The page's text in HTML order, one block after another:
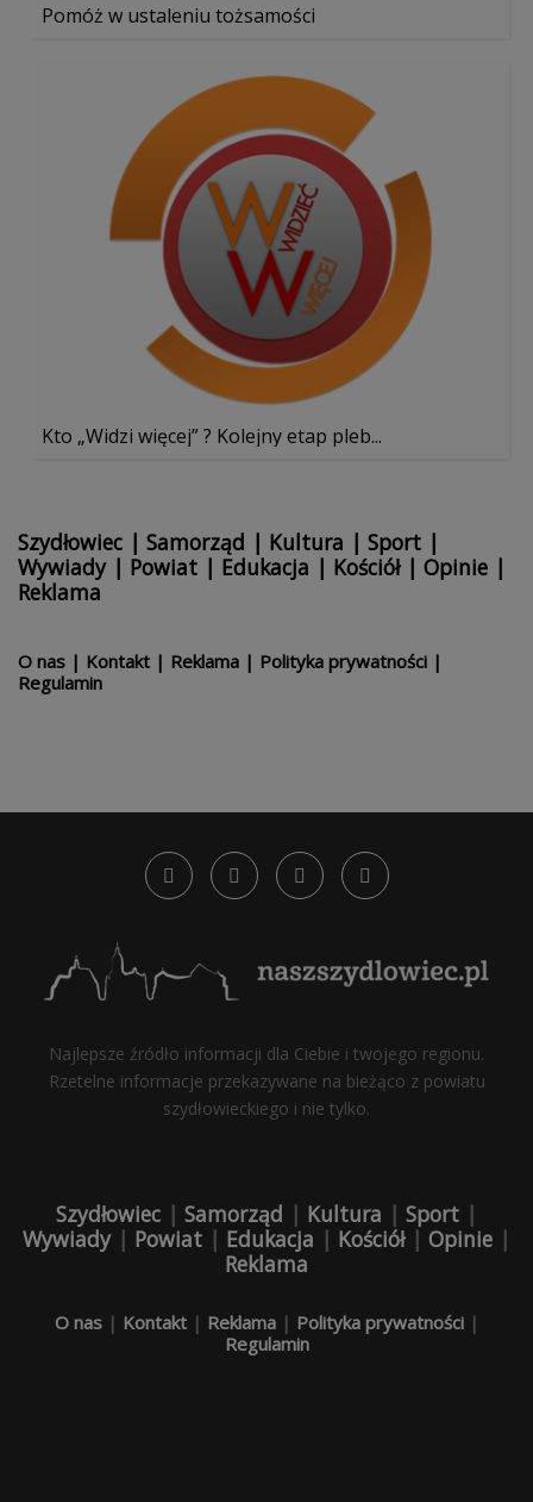
Pomóż w ustaleniu tożsamości
Kto „Widzi więcej” ? Kolejny etap pleb...
Szydłowiec | Samorząd | Kultura | Sport |
Wywiady| Powiat | Edukacja | Kościół| Opinie |
Reklama
O nas | Kontakt | Reklama | Polityka prywatności |
Regulamin
Najlepsze źródło informacji dla Ciebie i twojego regionu.
Rzetelne informacje przekazywane na bieżąco z powiatu
szydłowieckiego i nie tylko.
Szydłowiec | Samorząd | Kultura | Sport |
Wywiady| Powiat | Edukacja | Kościół| Opinie |
Reklama
O nas| Kontakt| Reklama| Polityka prywatności|
Regulamin